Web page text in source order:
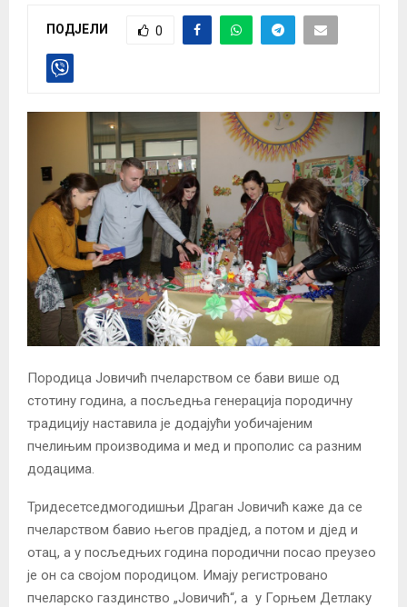
ПОДЈЕЛИ 0
Породица Јовичић пчеларством се бави више од
стотину година, а посљедња генерација породичну
традицију наставила је додајући уобичајеним
пчелињим производима и мед и прополис са разним
додацима.
Тридесетседмогодишњи Драган Јовичић каже да се
пчеларством бавио његов прадјед, а потом и дјед и
отац, а у посљедњих година породични посао преузео
је он са својом породицом. Имају регистровано
пчеларско газдинство „Јовичић“, а у Горњем Детлаку